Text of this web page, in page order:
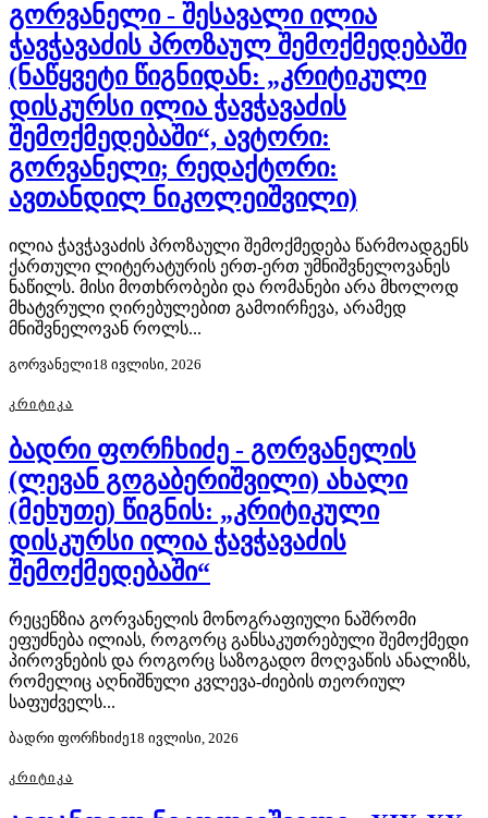
გორვანელი - შესავალი ილია
ჭავჭავაძის პროზაულ შემოქმედებაში
(ნაწყვეტი წიგნიდან: „კრიტიკული
დისკურსი ილია ჭავჭავაძის
შემოქმედებაში“, ავტორი:
გორვანელი; რედაქტორი:
ავთანდილ ნიკოლეიშვილი)
ილია ჭავჭავაძის პროზაული შემოქმედება წარმოადგენს
ქართული ლიტერატურის ერთ-ერთ უმნიშვნელოვანეს
ნაწილს. მისი მოთხრობები და რომანები არა მხოლოდ
მხატვრული ღირებულებით გამოირჩევა, არამედ
მნიშვნელოვან როლს...
გორვანელი18 ივლისი, 2026
ᲙᲠᲘᲢᲘᲙᲐ
ბადრი ფორჩხიძე - გორვანელის
(ლევან გოგაბერიშვილი) ახალი
(მეხუთე) წიგნის: „კრიტიკული
დისკურსი ილია ჭავჭავაძის
შემოქმედებაში“
რეცენზია გორვანელის მონოგრაფიული ნაშრომი
ეფუძნება ილიას, როგორც განსაკუთრებული შემოქმედი
პიროვნების და როგორც საზოგადო მოღვაწის ანალიზს,
რომელიც აღნიშნული კვლევა-ძიების თეორიულ
საფუძველს...
ბადრი ფორჩხიძე18 ივლისი, 2026
ᲙᲠᲘᲢᲘᲙᲐ